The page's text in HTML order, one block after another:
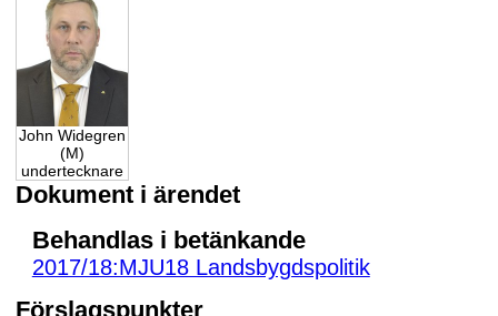
John Widegren
(M)
undertecknare
Dokument i ärendet
Behandlas i betänkande
2017/18:MJU18 Landsbygdspolitik
Förslagspunkter